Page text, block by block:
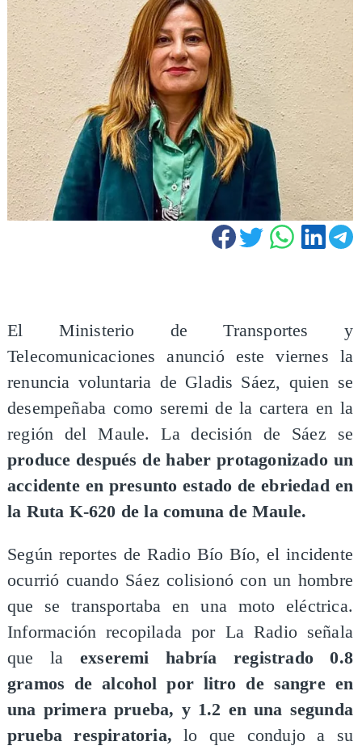
El Ministerio de Transportes y
Telecomunicaciones anunció este viernes la
renuncia voluntaria de Gladis Sáez, quien se
desempeñaba como seremi de la cartera en la
región del Maule. La decisión de Sáez se
produce después de haber protagonizado un
accidente en presunto estado de ebriedad en
la Ruta K-620 de la comuna de Maule.
Según reportes de Radio Bío Bío, el incidente
ocurrió cuando Sáez colisionó con un hombre
que se transportaba en una moto eléctrica.
Información recopilada por La Radio señala
que la exseremi habría registrado 0.8
gramos de alcohol por litro de sangre en
una primera prueba, y 1.2 en una segunda
prueba respiratoria, lo que condujo a su